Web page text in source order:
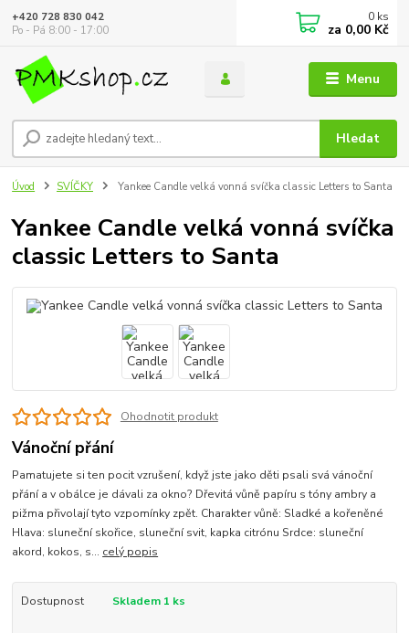
Menu
Hledat
+420 728 830 042
Po - Pá 8:00 - 17:00
0 ks
za 0,00 Kč
Úvod SVÍČKY Yankee Candle velká vonná svíčka classic Letters to Santa
Yankee Candle velká vonná svíčka
classic Letters to Santa
Ohodnotit produkt
Vánoční přání
Pamatujete si ten pocit vzrušení, když jste jako děti psali svá vánoční
přání a v obálce je dávali za okno? Dřevitá vůně papíru s tóny ambry a
pižma přivolají tyto vzpomínky zpět. Charakter vůně: Sladké a kořeněné
Hlava: sluneční skořice, sluneční svit, kapka citrónu Srdce: sluneční
akord, kokos, s... celý popis
Dostupnost Skladem 1 ks